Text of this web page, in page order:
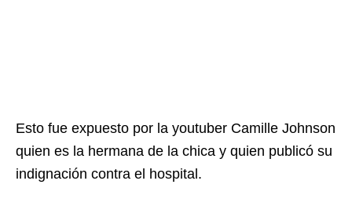
Esto fue expuesto por la youtuber Camille Johnson
quien es la hermana de la chica y quien publicó su
indignación contra el hospital.